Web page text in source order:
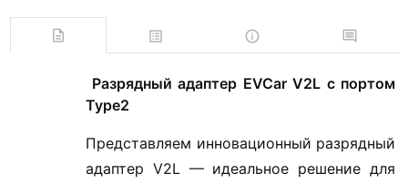
Разрядный адаптер EVCar V2L с портом
Type2
Представляем инновационный разрядный
адаптер V2L — идеальное решение для